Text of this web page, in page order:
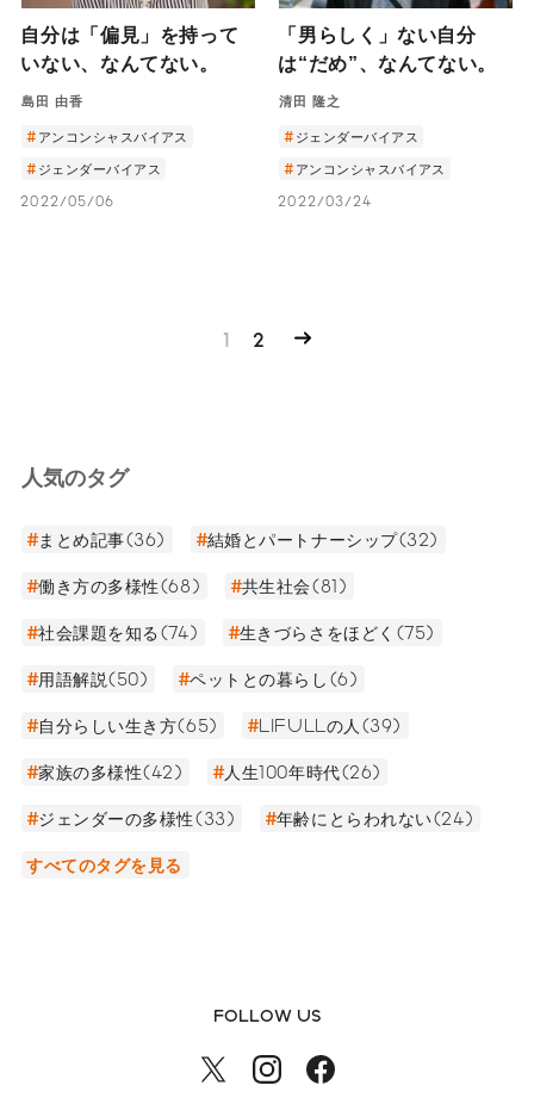
自分は「偏見」を持って
いない、なんてない。
島田 由香
アンコンシャスバイアス
ジェンダーバイアス
2022/05/06
「男らしく」ない自分
は“だめ”、なんてない。
清田 隆之
ジェンダーバイアス
アンコンシャスバイアス
2022/03/24
1 2
人気のタグ
まとめ記事(36) 結婚とパートナーシップ(32)
働き方の多様性(68) 共生社会(81)
社会課題を知る(74) 生きづらさをほどく(75)
用語解説(50) ペットとの暮らし(6)
自分らしい生き方(65) LIFULLの人(39)
家族の多様性(42) 人生100年時代(26)
ジェンダーの多様性(33) 年齢にとらわれない(24)
すべてのタグを見る
FOLLOW US